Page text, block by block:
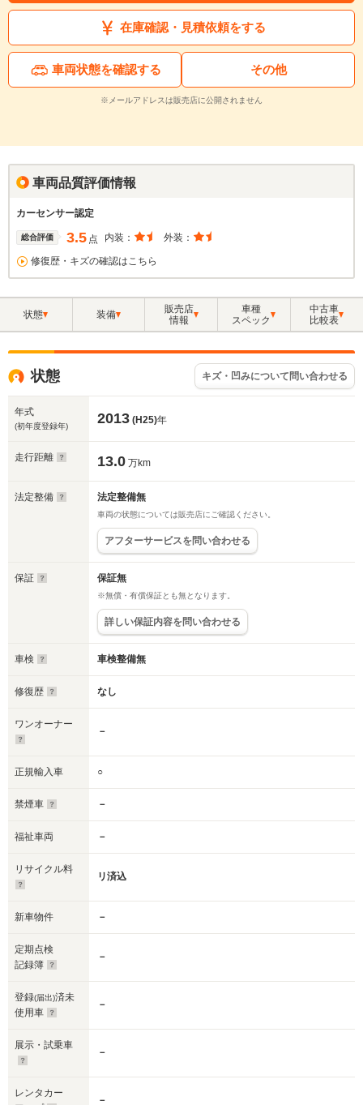
在庫確認・見積依頼をする
車両状態を確認する その他
※メールアドレスは販売店に公開されません
車両品質評価情報
カーセンサー認定
総合評価 3.5 点 内装： 外装：
修復歴・キズの確認はこちら
状態 装備
販売店
情報
車種
スペック
中古車
比較表
状態 キズ・凹みについて問い合わせる
年式
(初年度登録年) 2013 (H25)年
走行距離 13.0 万km
法定整備 法定整備無
車両の状態については販売店にご確認ください。
アフターサービスを問い合わせる
保証 保証無
※無償・有償保証とも無となります。
詳しい保証内容を問い合わせる
車検 車検整備無
修復歴 なし
ワンオーナー
－
正規輸入車 ○
禁煙車 －
福祉車両 －
リサイクル料
リ済込
新車物件 －
定期点検
記録簿
－
登録(届出)済未
使用車
－
展示・試乗車
－
レンタカー
－